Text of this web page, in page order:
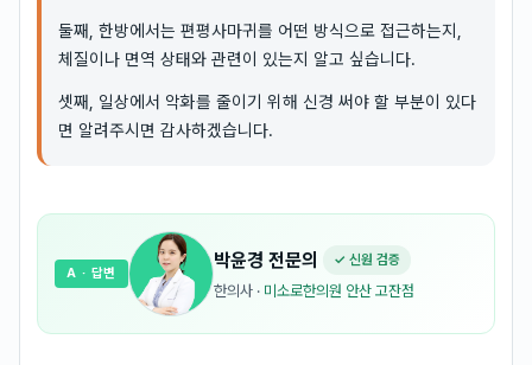
둘째, 한방에서는 편평사마귀를 어떤 방식으로 접근하는지,
체질이나 면역 상태와 관련이 있는지 알고 싶습니다.
셋째, 일상에서 악화를 줄이기 위해 신경 써야 할 부분이 있다
면 알려주시면 감사하겠습니다.
박윤경 전문의 ✓ 신원 검증
한의사 · 미소로한의원 안산 고잔점
A · 답변